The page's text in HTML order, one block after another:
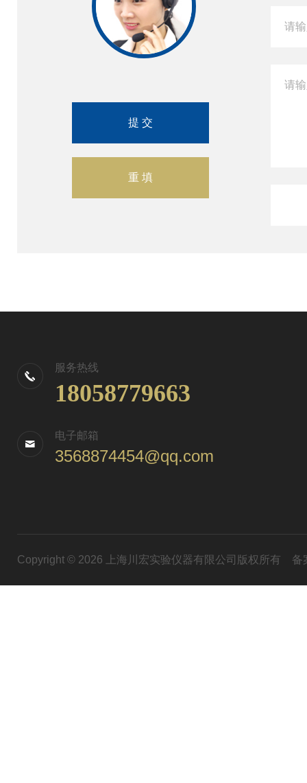
服务热线
18058779663
电子邮箱
3568874454@qq.com
Copyright © 2026 上海川宏实验仪器有限公司版权所有 备